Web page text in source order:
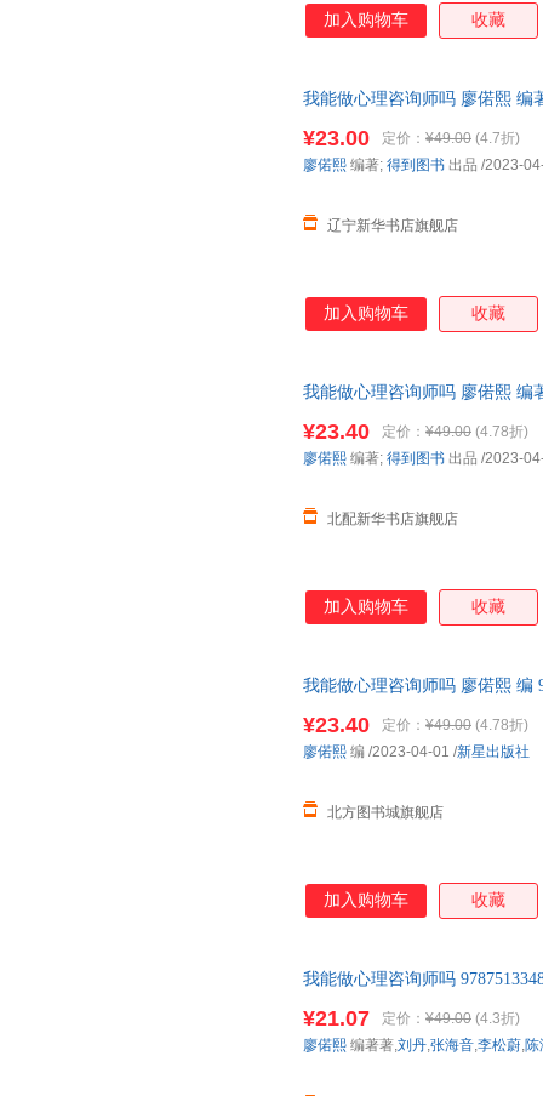
加入购物车 收藏
我能做心理咨询师吗 廖偌熙 编
¥23.00 定价： ¥49.00 (4.7折)
辽宁新华书店旗舰店
廖偌熙 编著; 得到图书 出品 /2023-
加入购物车 收藏
我能做心理咨询师吗 廖偌熙 编
¥23.40 定价： ¥49.00 (4.78折)
北配新华书店旗舰店
廖偌熙 编著; 得到图书 出品 /2023-
加入购物车 收藏
我能做心理咨询师吗 廖偌熙 编
¥23.40 定价： ¥49.00 (4.78折)
北方图书城旗舰店
廖偌熙 编 /2023-04-01 /新星出版社
加入购物车 收藏
我能做心理咨询师吗
价！商品图片仅供参考，以实
格）
¥21.07 定价： ¥49.00 (4.3折)
廖偌熙 编著著,刘丹,张海音,李松蔚,陈